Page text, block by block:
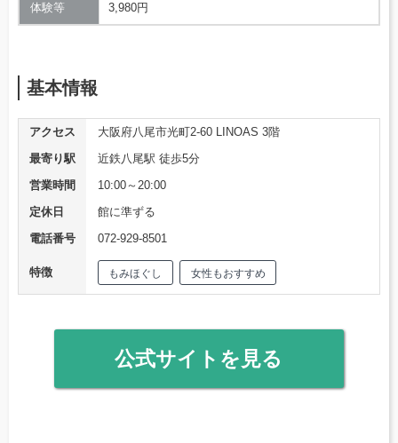
体験等 3,980円
基本情報
アクセス
大阪府八尾市光町2-60 LINOAS 3階
最寄り駅
近鉄八尾駅 徒歩5分
営業時間
10:00～20:00
定休日
館に準ずる
電話番号
072-929-8501
特徴 もみほぐし 女性もおすすめ
公式サイトを見る